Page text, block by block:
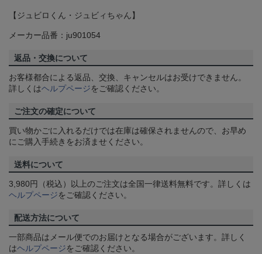
【ジュビロくん・ジュビィちゃん】
メーカー品番：ju901054
返品・交換について
お客様都合による返品、交換、キャンセルはお受けできません。
詳しくはヘルプページをご確認ください。
ご注文の確定について
買い物かごに入れるだけでは在庫は確保されませんので、お早め
にご購入手続きをお済ませください。
送料について
3,980円（税込）以上のご注文は全国一律送料無料です。詳しくは
ヘルプページをご確認ください。
配送方法について
一部商品はメール便でのお届けとなる場合がございます。詳しく
はヘルプページをご確認ください。